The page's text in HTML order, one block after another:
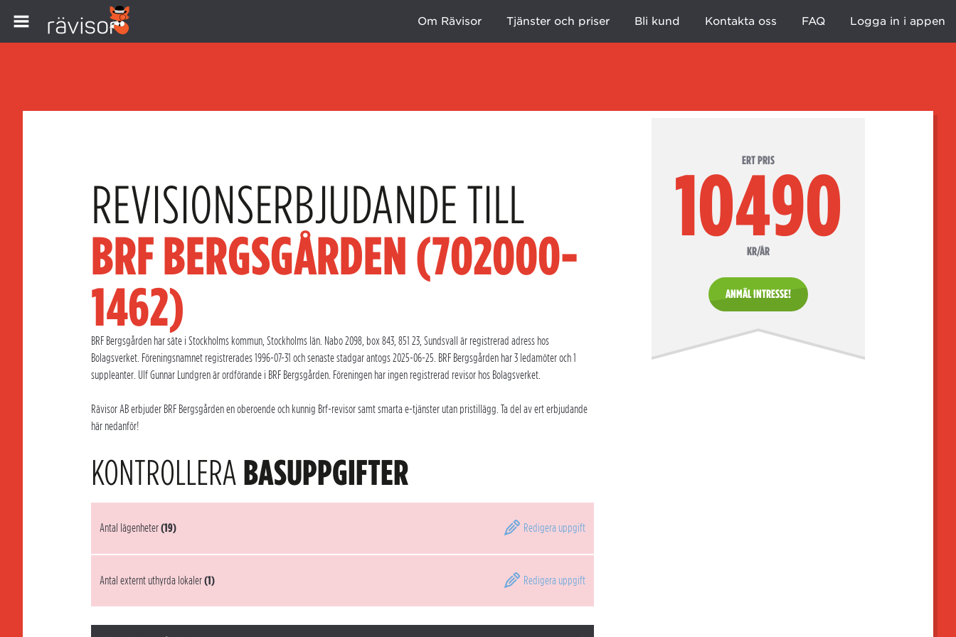
Om Rävisor Tjänster och priser Bli kund Kontakta oss FAQ Logga in i appen
ERT PRIS
10490
KR/ÅR
ANMÄL INTRESSE!
REVISIONSERBJUDANDE TILL
BRF BERGSGÅRDEN (702000-
1462)
BRF Bergsgården har säte i Stockholms kommun, Stockholms län. Nabo 2098, box 843, 851 23, Sundsvall är registrerad adress hos
Bolagsverket. Föreningsnamnet registrerades 1996-07-31 och senaste stadgar antogs 2025-06-25. BRF Bergsgården har 3 ledamöter och 1
suppleanter. Ulf Gunnar Lundgren är ordförande i BRF Bergsgården. Föreningen har ingen registrerad revisor hos Bolagsverket.
Rävisor AB erbjuder BRF Bergsgården en oberoende och kunnig Brf-revisor samt smarta e-tjänster utan pristillägg. Ta del av ert erbjudande
här nedanför!
KONTROLLERABASUPPGIFTER
Antal lägenheter(19) Redigera uppgift
Antal externt uthyrda lokaler(1) Redigera uppgift